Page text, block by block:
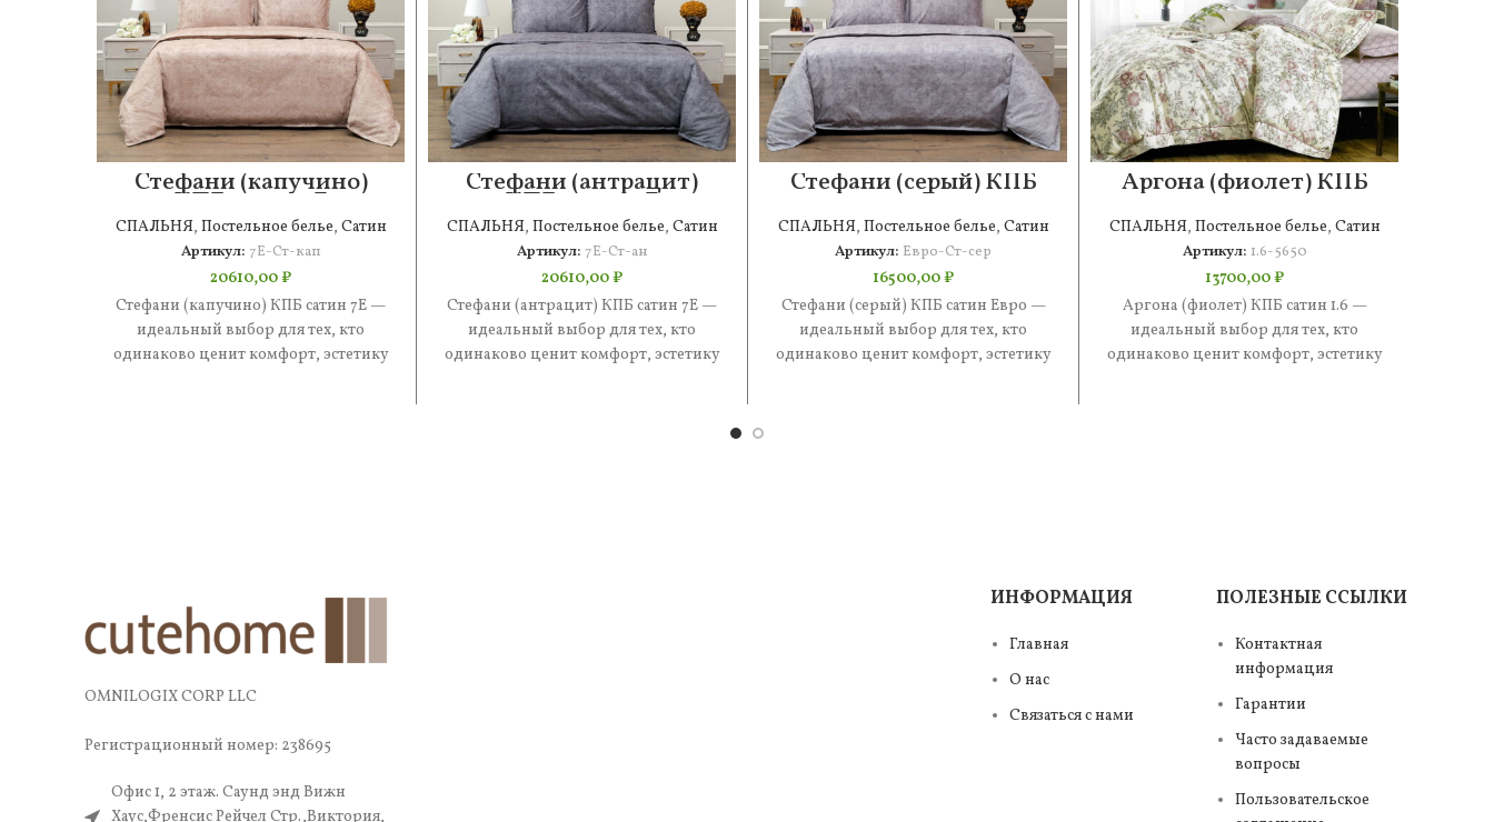
Стефани (капучино)
КПБ сатин 7Е
СПАЛЬНЯ, Постельное белье, Сатин
Артикул: 7Е-Ст-кап
20610,00₽
Стефани (капучино) КПБ сатин 7Е —
идеальный выбор для тех, кто
одинаково ценит комфорт, эстетику
Стефани (антрацит)
КПБ сатин 7Е
СПАЛЬНЯ, Постельное белье, Сатин
Артикул: 7Е-Ст-ан
20610,00₽
Стефани (антрацит) КПБ сатин 7Е —
идеальный выбор для тех, кто
одинаково ценит комфорт, эстетику
Стефани (серый) КПБ
сатин Евро
СПАЛЬНЯ, Постельное белье, Сатин
Артикул: Евро-Ст-сер
16500,00₽
Стефани (серый) КПБ сатин Евро —
идеальный выбор для тех, кто
одинаково ценит комфорт, эстетику
Аргона (фиолет) КПБ
сатин 1.6
СПАЛЬНЯ, Постельное белье, Сатин
Артикул: 1.6-5650
13700,00₽
Аргона (фиолет) КПБ сатин 1.6 —
идеальный выбор для тех, кто
одинаково ценит комфорт, эстетику
OMNILOGIX CORP LLC
Регистрационный номер: 238695
Офис 1, 2 этаж. Саунд энд Вижн
Хаус,Френсис Рейчел Стр.,Виктория,
ИНФОРМАЦИЯ
Главная
О нас
Связаться с нами
ПОЛЕЗНЫЕ ССЫЛКИ
Контактная
информация
Гарантии
Часто задаваемые
вопросы
Пользовательское